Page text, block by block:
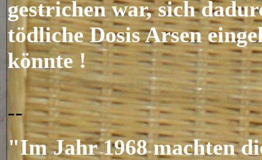
gestrichen war, sich
tödliche Dosis Arsen
könnte !
--
"Im Jahr 1968 machten